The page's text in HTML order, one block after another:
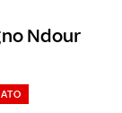
Ndour